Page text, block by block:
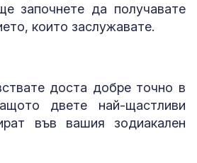
започнете да получавате
които заслужавате.
доста добре точно в
двете най-щастливи
във вашия зодиакален